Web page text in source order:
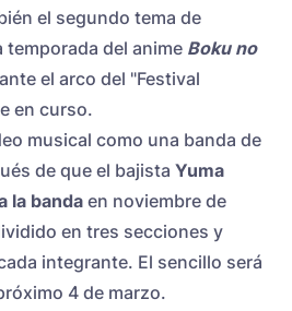
el segundo tema de
del anime Boku no
el arco del "Festival
en curso.
musical como una banda de
de que el bajista Yuma
la banda en noviembre de
en tres secciones y
integrante. El sencillo será
4 de marzo.